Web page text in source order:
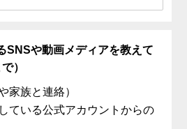
SNSや動画メディアを教えて
）
家族と連絡）
ている公式アカウントからの